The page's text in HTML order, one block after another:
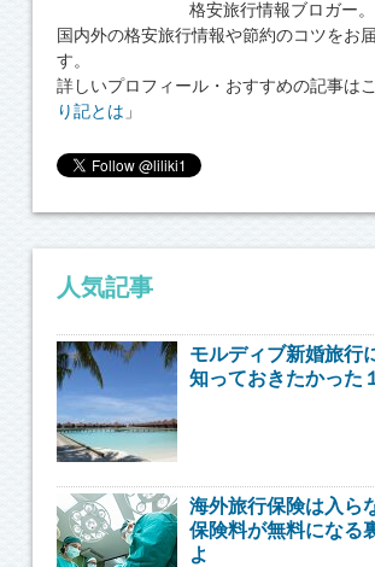
格安旅行情報ブロガー。
国内外の格安旅行情報や節約のコツをお
す。
詳しいプロフィール・おすすめの記事は
り記とは 」
人気記事
モルディブ新婚旅行
知っておきたかった
海外旅行保険は入ら
保険料が無料になる
よ